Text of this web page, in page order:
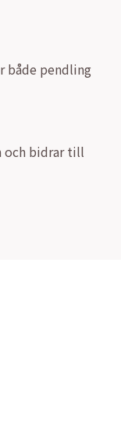
pendling
och bidrar till